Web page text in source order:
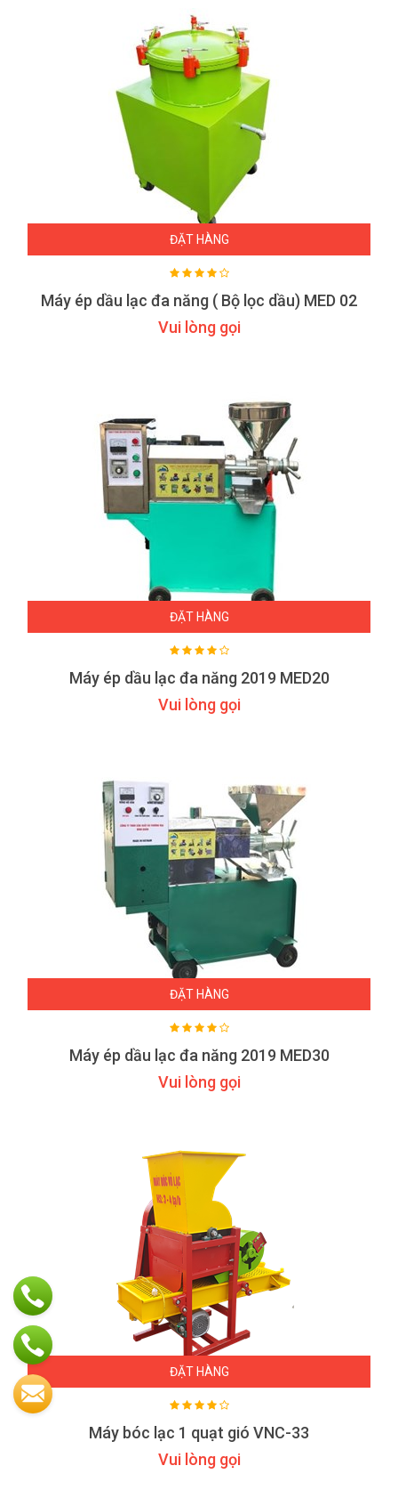
ĐẶT HÀNG
Máy ép dầu lạc đa năng ( Bộ lọc dầu) MED 02
Vui lòng gọi
ĐẶT HÀNG
Máy ép dầu lạc đa năng 2019 MED20
Vui lòng gọi
ĐẶT HÀNG
Máy ép dầu lạc đa năng 2019 MED30
Vui lòng gọi
ĐẶT HÀNG
Máy bóc lạc 1 quạt gió VNC-33
Vui lòng gọi